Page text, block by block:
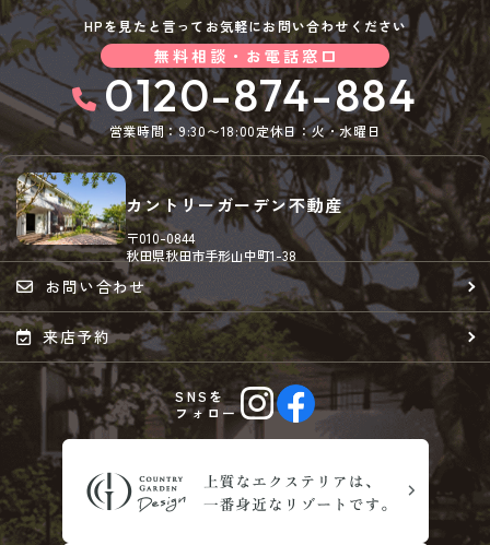
HPを見たと言ってお気軽にお問い合わせください
無料相談・お電話窓口
0120-874-884
営業時間：9:30〜18:00定休日：火・水曜日
カントリーガーデン不動産
〒010-0844
秋田県秋田市手形山中町1-38
お問い合わせ
来店予約
SNSを
フォロー